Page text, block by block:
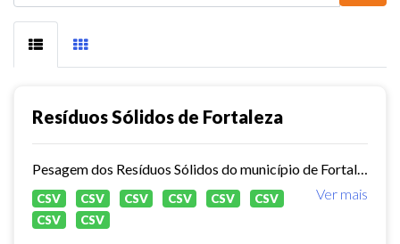
Resíduos Sólidos de Fortaleza
Ver mais
CSV CSV CSV CSV CSV
CSV
CSV
CSV